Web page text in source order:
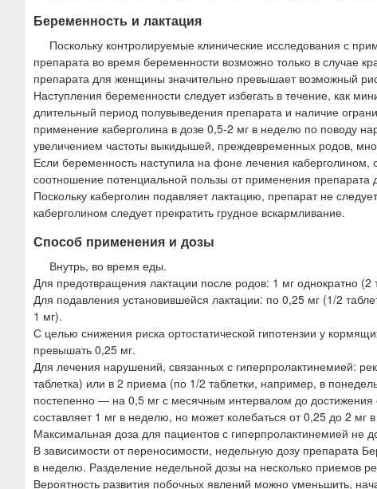
Беременность и лактация
Поскольку контролируемые клинические исследования с
препарата во время беременности возможно только в случае
препарата для женщины значительно превышает возможный
Наступления беременности следует избегать в течение, как
длительный период полувыведения препарата и наличие
применение каберголина в дозе 0,5-2 мг в неделю по поводу
увеличением частоты выкидышей, преждевременных родов,
Если беременность наступила на фоне лечения каберголином,
соотношение потенциальной пользы от применения
Поскольку каберголин подавляет лактацию, препарат не
каберголином следует прекратить грудное вскармливание.
Способ применения и дозы
Внутрь, во время еды.
Для предотвращения лактации после родов: 1 мг однократно (2
Для подавления установившейся лактации: по 0,25 мг (1/2
1 мг).
С целью снижения риска ортостатической гипотензии у
превышать 0,25 мг.
Для лечения нарушений, связанных с гиперпролактинемией:
таблетка) или в 2 приема (по 1/2 таблетки, например, в
постепенно — на 0,5 мг с месячным интервалом до достижения
составляет 1 мг в неделю, но может колебаться от 0,25 до 2 мг
Максимальная доза для пациентов с гиперпролактинемией не
В зависимости от переносимости, недельную дозу препарата
в неделю. Разделение недельной дозы на несколько приемов
Вероятность развития побочных явлений можно уменьшить,